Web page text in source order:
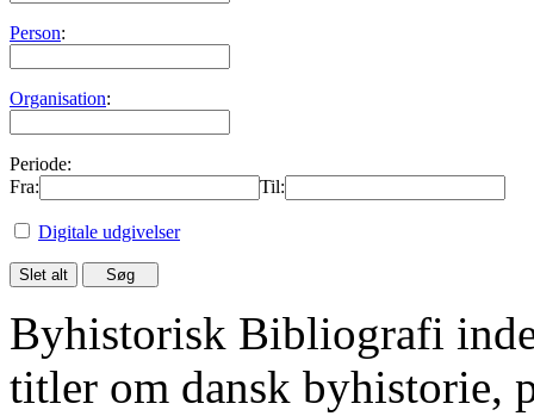
Person:
Organisation:
Periode:
Fra:
Til:
Digitale udgivelser
Byhistorisk Bibliografi
titler om dansk byhistorie,